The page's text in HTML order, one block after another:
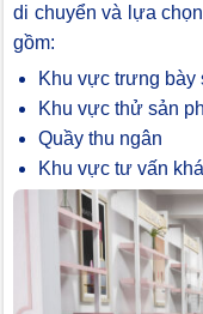
di chuyển và lựa
gồm:
Khu vực trưng bày
Khu vực thử sản
Quầy thu ngân
Khu vực tư vấn